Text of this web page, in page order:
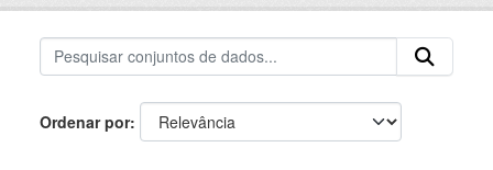
Ordenar por